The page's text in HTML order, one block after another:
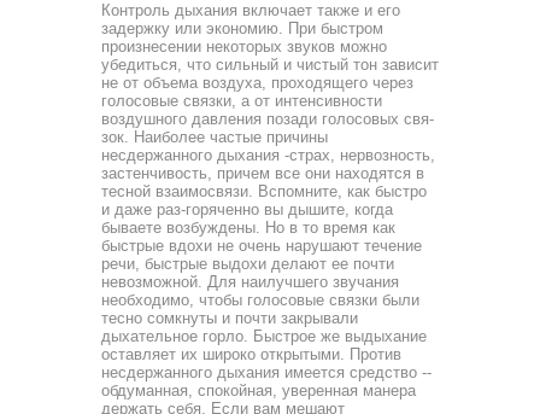
Контроль дыхания включает также и его
задержку или экономию. При быстром
произнесении некоторых звуков можно
убедиться, что сильный и чистый тон зависит
не от объема воздуха, проходящего через
голосовые связки, а от интенсивности
воздушного давления позади голосовых свя­
зок. Наиболее частые причины
несдержанного дыхания -страх, нервозность,
застенчивость, причем все они находят­ся в
тесной взаимосвязи. Вспомните, как быстро
и даже раз-горяченно вы дышите, когда
бываете возбуждены. Но в то время как
быстрые вдохи не очень нарушают течение
речи, быстрые выдохи делают ее почти
невозможной. Для наилуч­шего звучания
необходимо, чтобы голосовые связки были
тесно сомкнуты и почти закрывали
дыхательное горло. Быстрое же выдыхание
оставляет их широко открытыми. Против
несдержанного дыхания имеется средство --
обдуманная, спокойная, уверенная манера
держать себя. Если вам меша­ют